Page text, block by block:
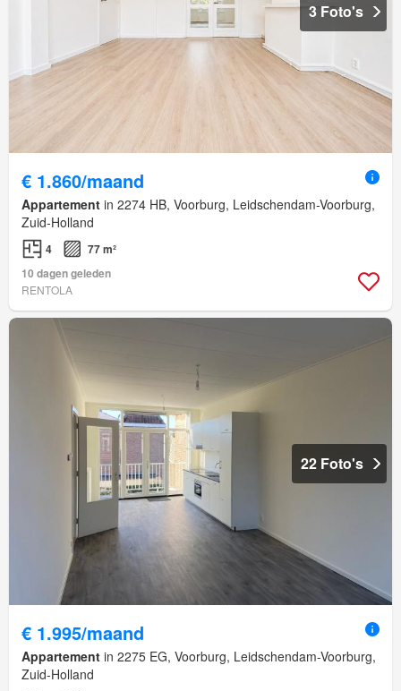
3 Foto's
€ 1.860/maand
Appartement in 2274 HB, Voorburg, Leidschendam-Voorburg,
Zuid-Holland
4
77 m²
10 dagen geleden
RENTOLA
22 Foto's
€ 1.995/maand
Appartement in 2275 EG, Voorburg, Leidschendam-Voorburg,
Zuid-Holland